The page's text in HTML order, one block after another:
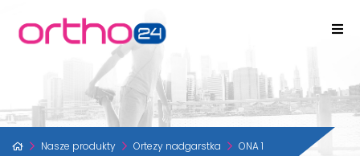
Nasze produkty Ortezy nadgarstka ONA 1